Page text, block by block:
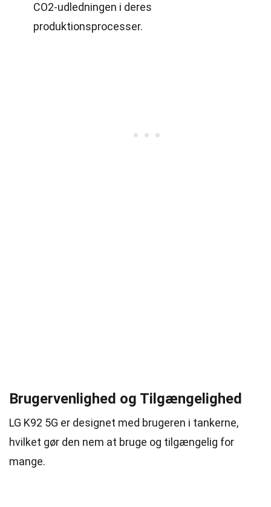
CO2-udledningen i deres
produktionsprocesser.
Brugervenlighed og Tilgængelighed
LG K92 5G er designet med brugeren i tankerne,
hvilket gør den nem at bruge og tilgængelig for
mange.